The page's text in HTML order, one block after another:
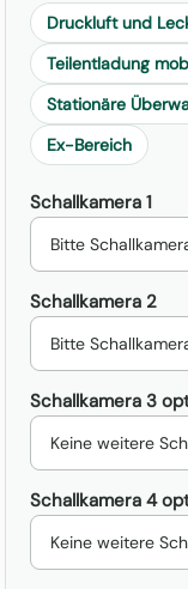
Druckluft und
Teilentladung
Stationäre
Ex-Bereich
Schallkamera 1
Schallkamera 2
Schallkamera 3
Schallkamera 4